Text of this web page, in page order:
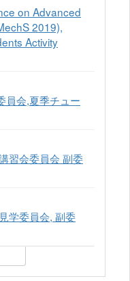
on Advanced
2019),
Activity
員会,夏季チュー
習会委員会 副委
学委員会, 副委